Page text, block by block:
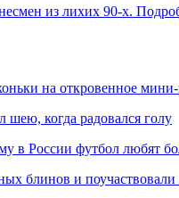
из лихих 90-х.
на откровенное
шею, когда радовался голу
в России футбол любят
блинов и